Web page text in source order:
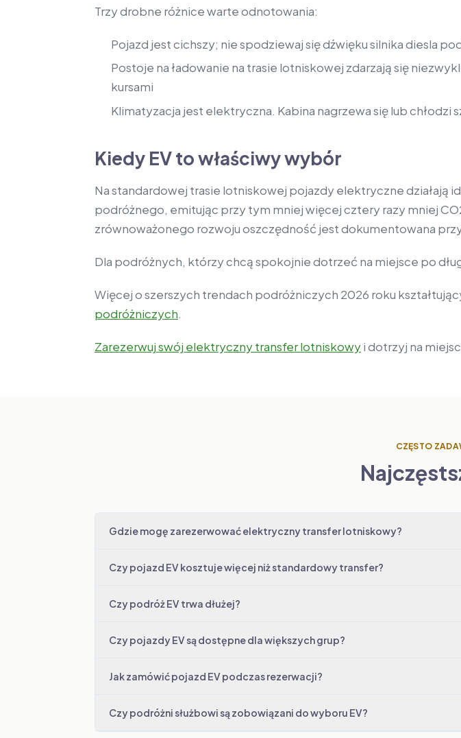
Trzy drobne różnice warte odnotowania:
Pojazd jest cichszy; nie spodziewaj się dźwięku silnika diesla
Postoje na ładowanie na trasie lotniskowej zdarzają się
kursami
Klimatyzacja jest elektryczna. Kabina nagrzewa się lub
Kiedy EV to właściwy wybór
Na standardowej trasie lotniskowej pojazdy elektryczne działają
podróżnego, emitując przy tym mniej więcej cztery razy mniej
zrównoważonego rozwoju oszczędność jest dokumentowana
Dla podróżnych, którzy chcą spokojnie dotrzeć na miejsce po
Więcej o szerszych trendach podróżniczych 2026 roku
podróżniczych.
Zarezerwuj swój elektryczny transfer lotniskowyi dotrzyj na
CZĘSTO
Gdzie mogę zarezerwować elektryczny transfer lotniskowy?
Czy pojazd EV kosztuje więcej niż standardowy transfer?
Czy podróż EV trwa dłużej?
Czy pojazdy EV są dostępne dla większych grup?
Jak zamówić pojazd EV podczas rezerwacji?
Czy podróżni służbowi są zobowiązani do wyboru EV?